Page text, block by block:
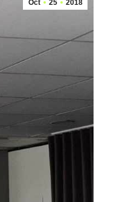
Oct 25 2018